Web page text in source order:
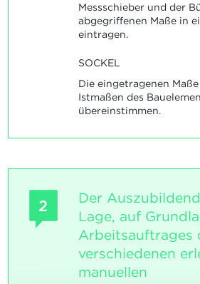
Messschieber und der
abgegriffenen Maße in
eintragen.
SOCKEL
Die eingetragenen
Istmaßen des
übereinstimmen.
2
Der
Lage, auf
Arbeitsauftrages
verschiedenen
manuellen